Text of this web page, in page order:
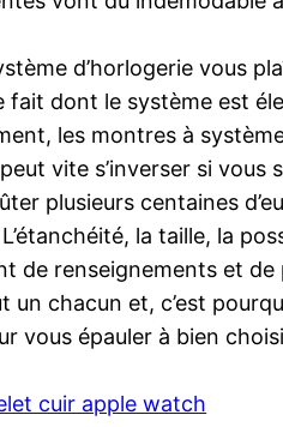
d’horlogerie vous
fait dont le système est
les montres à
vite s’inverser si
plusieurs centaines
la taille, la
de renseignements et
chacun et, c’est
vous épauler à bien
cuir apple watch